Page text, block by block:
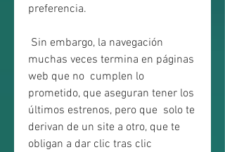
preferencia.
muchas veces termina en páginas
web que no  cumplen lo
prometido, que aseguran tener los
últimos estrenos, pero que  solo te
derivan de un site a otro, que te
obligan a dar clic tras clic